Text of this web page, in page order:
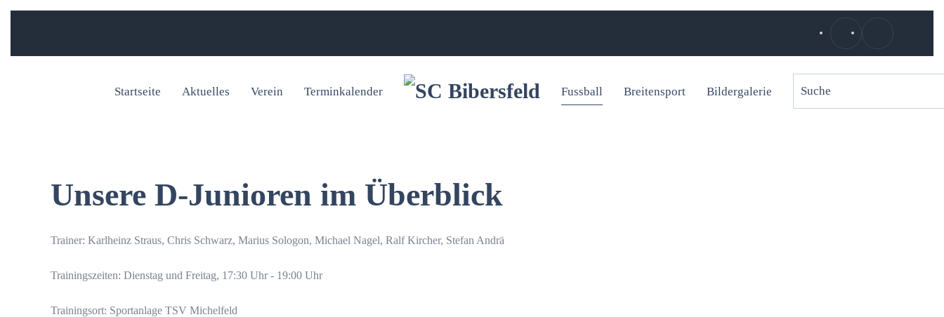
Startseite Aktuelles Verein Terminkalender Fussball Breitensport Bildergalerie
Unsere D-Junioren im Überblick
Trainer: Karlheinz Straus, Chris Schwarz, Marius Sologon, Michael Nagel, Ralf Kircher, Stefan Andrä
Trainingszeiten: Dienstag und Freitag, 17:30 Uhr - 19:00 Uhr
Trainingsort: Sportanlage TSV Michelfeld